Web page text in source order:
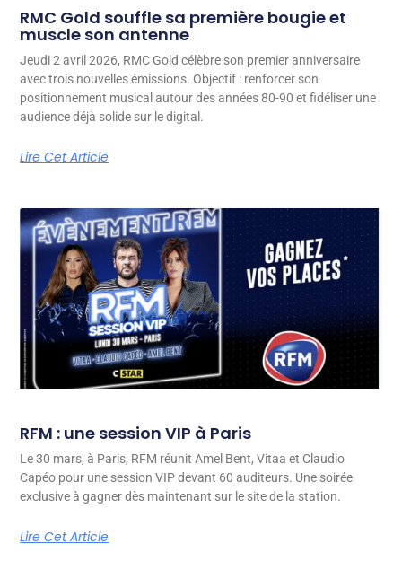
RMC Gold souffle sa première bougie et
muscle son antenne
Jeudi 2 avril 2026, RMC Gold célèbre son premier anniversaire
avec trois nouvelles émissions. Objectif : renforcer son
positionnement musical autour des années 80-90 et fidéliser une
audience déjà solide sur le digital.
Lire Cet Article
RFM : une session VIP à Paris
Le 30 mars, à Paris, RFM réunit Amel Bent, Vitaa et Claudio
Capéo pour une session VIP devant 60 auditeurs. Une soirée
exclusive à gagner dès maintenant sur le site de la station.
Lire Cet Article